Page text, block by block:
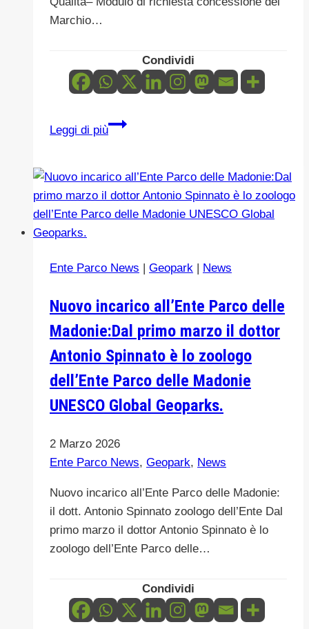
Marchio…
Condividi
Leggi di più
“PaniereNatura”:
collettivo
di
qualità
certificazione
prodotti
tipici
Ente Parco News | Geopark | News
Nuovo incarico all’Ente Parco delle
Madonie:Dal primo marzo il dottor
Antonio Spinnato è lo zoologo
dell’Ente Parco delle Madonie
UNESCO Global Geoparks.
2 Marzo 2026
Ente Parco News, Geopark, News
Nuovo incarico all’Ente Parco delle Madonie:
il dott. Antonio Spinnato zoologo dell’Ente Dal
primo marzo il dottor Antonio Spinnato è lo
zoologo dell’Ente Parco delle…
Condividi